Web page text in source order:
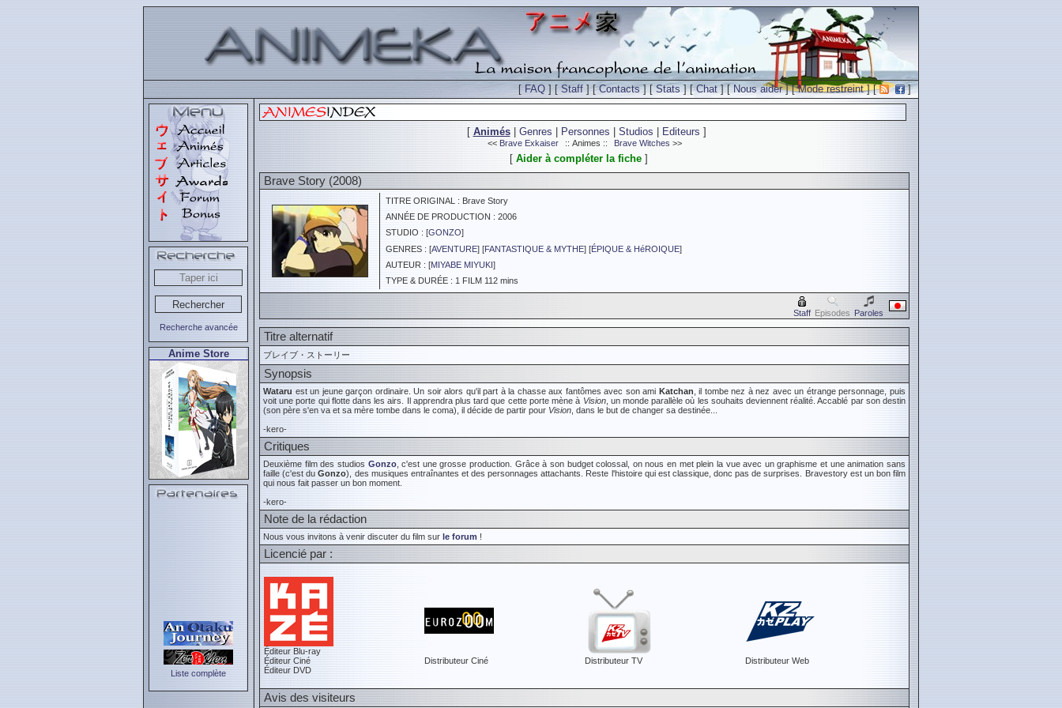
[FAQ ] [Staff ] [Contacts] [Stats] [Chat] [Nous aider] [Mode restreint] [ ]
Recherche avancée
Anime Store
Liste complète
[ Animés| Genres Personnes Studios Editeurs ]
<< Brave Exkaiser :: Animes :: Brave Witches >>
[ Aider à compléter la fiche]
Brave Story (2008)
TITRE ORIGINAL : Brave Story
ANNÉE DE PRODUCTION : 2006
STUDIO : [GONZO]
GENRES : [AVENTURE] [FANTASTIQUE & MYTHE] [ÉPIQUE & HéROIQUE]
AUTEUR : [MIYABE MIYUKI]
TYPE & DURÉE : 1 FILM 112 mins
Staff Episodes Paroles
Titre alternatif
ブレイブ・ストーリー
Synopsis
Wataru est un jeune garçon ordinaire. Un soir alors qu'il part à la chasse aux fantômes avec son ami Katchan , il tombe nez à nez avec un étrange personnage, puis
voit une porte qui flotte dans les airs. Il apprendra plus tard que cette porte mène à Vision, un monde parallèle où les souhaits deviennent réalité. Accablé par son destin
(son père s'en va et sa mère tombe dans le coma), il décide de partir pour Vision , dans le but de changer sa destinée...
-kero-
Critiques
Deuxième film des studios Gonzo, c'est une grosse production. Grâce à son budget colossal, on nous en met plein la vue avec un graphisme et une animation sans
faille (c'est duGonzo), des musiques entraînantes et des personnages attachants. Reste l'histoire qui est classique, donc pas de surprises. Bravestory est un bon film
qui nous fait passer un bon moment.
-kero-
Note de la rédaction
Nous vous invitons à venir discuter du film sur le forum !
Licencié par :
Éditeur Blu-ray
Éditeur Ciné
Éditeur DVD
Distributeur Ciné Distributeur TV Distributeur Web
Avis des visiteurs